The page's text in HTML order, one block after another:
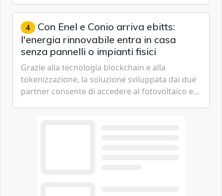
artificiale dell'azienda di Mark Zuckerberg.
4 Con Enel e Conio arriva ebitts:
l'energia rinnovabile entra in casa
senza pannelli o impianti fisici
Grazie alla tecnologia blockchain e alla
tokenizzazione, la soluzione sviluppata dai due
partner consente di accedere al fotovoltaico e